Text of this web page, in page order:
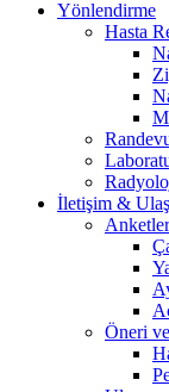
Yönlendirme
Hasta
İletişim &
Öneri